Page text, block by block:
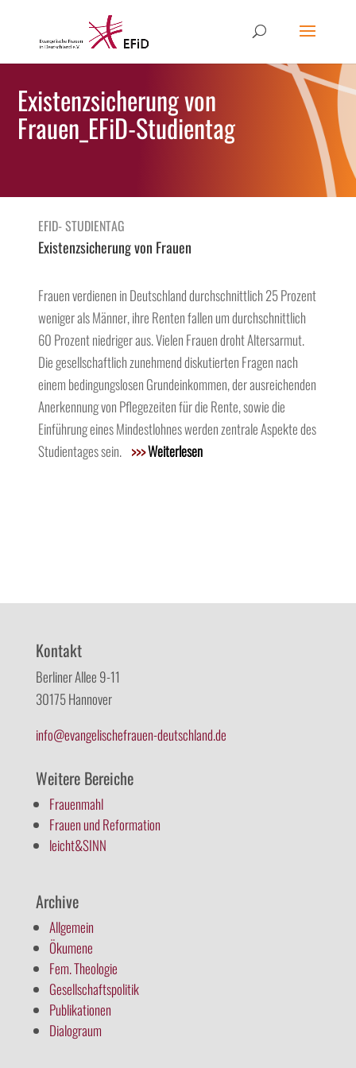
Existenzsicherung von
Frauen_EFiD-Studientag
EFID- STUDIENTAG
Existenzsicherung von Frauen
Frauen verdienen in Deutschland durchschnittlich 25 Prozent
weniger als Männer, ihre Renten fallen um durchschnittlich
60 Prozent niedriger aus. Vielen Frauen droht Altersarmut.
Die gesellschaftlich zunehmend diskutierten Fragen nach
einem bedingungslosen Grundeinkommen, der ausreichenden
Anerkennung von Pflegezeiten für die Rente, sowie die
Einführung eines Mindestlohnes werden zentrale Aspekte des
Studientages sein. >>>Weiterlesen
Kontakt
Berliner Allee 9-11
30175 Hannover
info@evangelischefrauen-deutschland.de
Weitere Bereiche
Frauenmahl
Frauen und Reformation
leicht&SINN
Archive
Allgemein
Ökumene
Fem. Theologie
Gesellschaftspolitik
Publikationen
Dialograum